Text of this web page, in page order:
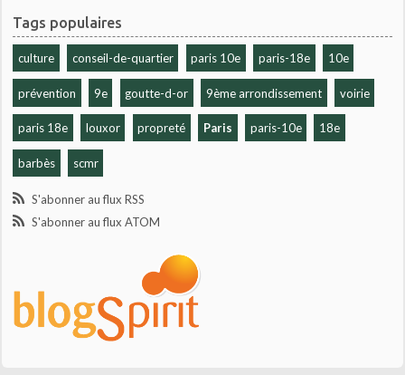
Tags populaires
culture conseil-de-quartier paris 10e paris-18e 10e
prévention 9e goutte-d-or 9ème arrondissement voirie
paris 18e louxor propreté Paris paris-10e 18e
barbès scmr
S'abonner au flux RSS
S'abonner au flux ATOM